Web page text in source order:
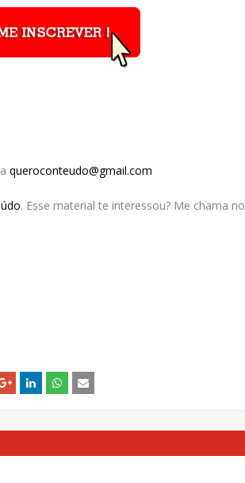
queroconteudo@gmail.com
. Esse material te interessou? Me chama no